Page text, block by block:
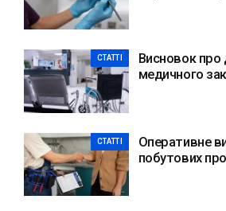
СТАТТІ
Висновок про
медичного
СТАТТІ
Оперативне
побутових